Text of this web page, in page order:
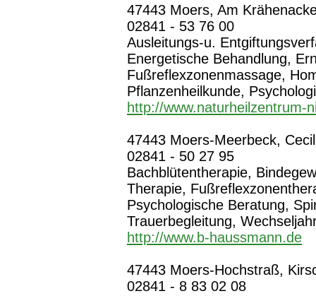
47443 Moers, Am
02841 - 53 76 00
Ausleitungs-u.
Energetische Behandlung,
Fußreflexzonenmassage,
Pflanzenheilkunde,
http://www.naturheilzentrum-
47443 Moers-Meerbeck,
02841 - 50 27 95
Bachblütentherapie,
Therapie,
Psychologische Beratung,
Trauerbegleitung,
http://www.b-haussmann.de
47443 Moers-Hochstraß,
02841 - 8 83 02 08